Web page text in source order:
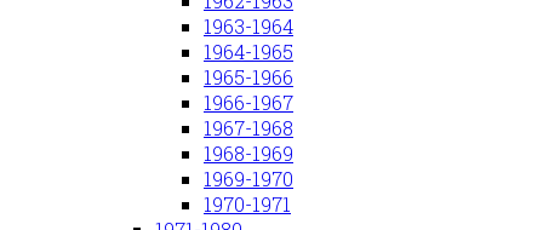
1963-1964
1964-1965
1965-1966
1966-1967
1967-1968
1968-1969
1969-1970
1970-1971